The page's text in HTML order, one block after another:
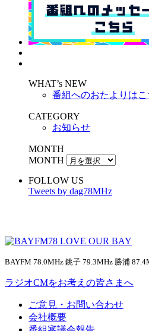
WHAT’s NEW
番組へのおたよりはこ
CATEGORY
お知らせ
MONTH
MONTH
FOLLOW US
Tweets by dag78MHz
BAYFM 78.0MHz 銚子 79.3MHz 勝浦
ラジオCMをお考えの皆さまへ
ご意見・お問い合わせ
会社概要